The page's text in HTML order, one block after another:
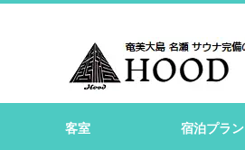
客室 宿泊プラン